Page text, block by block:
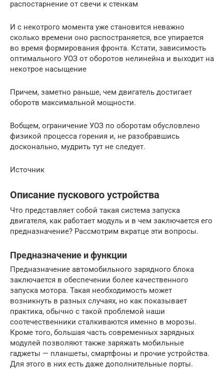
распостарнение от свечи к стенкам
И с некотрого момента уже становится неважно
сколько времени оно распостраняется, все упирается
во время формирования фронта. Кстати, зависимость
оптимального УОЗ от оборотов нелинейна и выходит на
некотрое насыщение
Причем, заметно раньше, чем двигатель достигает
оборотв максимальной мощности.
Вобщем, ограничение УОЗ по оборотам обусловлено
физикой процесса горения и, не разобравшись
досконально, мудрить тут не следует.
Источник
Описание пускового устройства
Что представляет собой такая система запуска
двигателя, как работает модуль и в чем заключается его
предназначение? Рассмотрим вкратце эти вопросы.
Предназначение и функции
Предназначение автомобильного зарядного блока
заключается в обеспечении более качественного
запуска мотора. Такая необходимость может
возникнуть в разных случаях, но как показывает
практика, обычно с такой проблемой наши
соотечественники сталкиваются именно в морозы.
Кроме того, большая часть современных зарядных
модулей позволяют также заряжать мобильные
гаджеты — планшеты, смартфоны и прочие устройства.
Для этого в них есть даже дополнительные порты.